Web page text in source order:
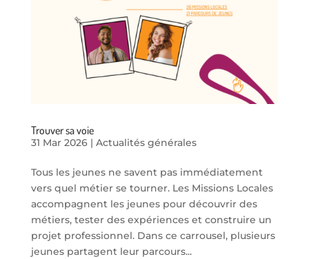
Trouver sa voie
31 Mar 2026| Actualités générales
Tous les jeunes ne savent pas immédiatement
vers quel métier se tourner. Les Missions Locales
accompagnent les jeunes pour découvrir des
métiers, tester des expériences et construire un
projet professionnel. Dans ce carrousel, plusieurs
jeunes partagent leur parcours...